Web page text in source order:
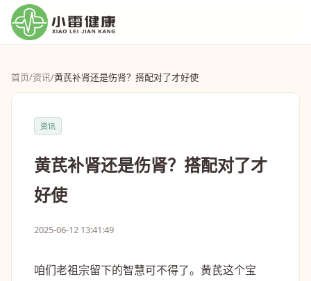
首页/资讯/黄芪补肾还是伤肾？搭配对了才好使
资讯
黄芪补肾还是伤肾？搭配对了才
好使
2025-06-12 13:41:49
咱们老祖宗留下的智慧可不得了。黄芪这个宝